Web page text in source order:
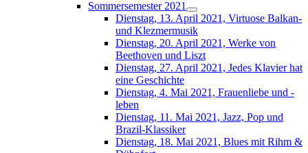
Sommersemester 2021
Dienstag, 13. April 2021, Virtuose Balkan-
und Klezmermusik
Dienstag, 20. April 2021, Werke von
Beethoven und Liszt
Dienstag, 27. April 2021, Jedes Klavier hat
eine Geschichte
Dienstag, 4. Mai 2021, Frauenliebe und -
leben
Dienstag, 11. Mai 2021, Jazz, Pop und
Brazil-Klassiker
Dienstag, 18. Mai 2021, Blues mit Rihm &